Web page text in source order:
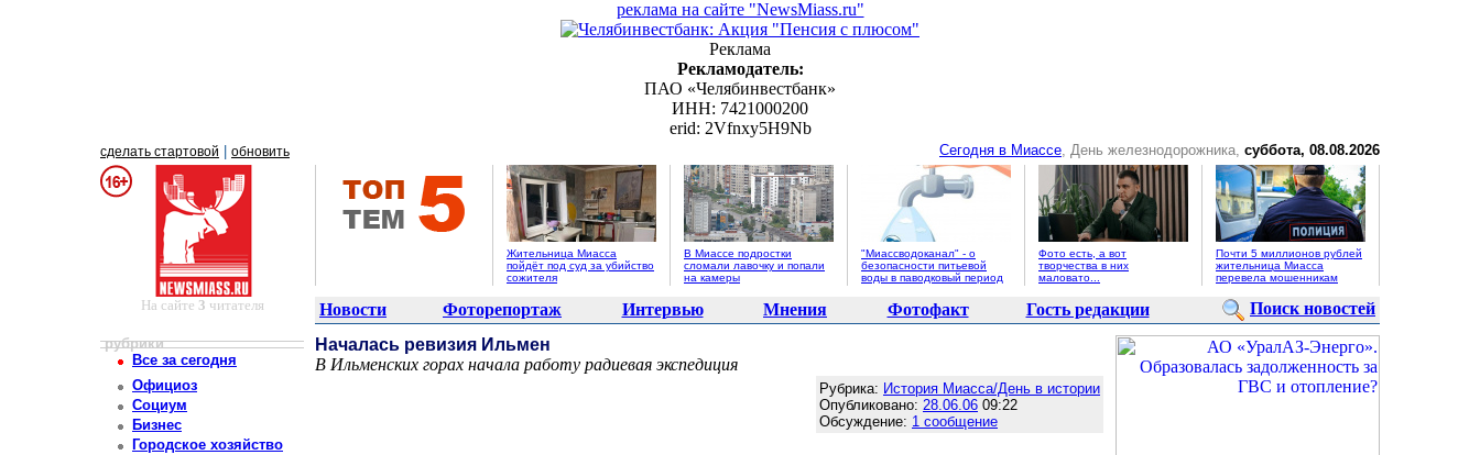
реклама на сайте "NewsMiass.ru"
Реклама
Рекламодатель:
ПАО «Челябинвестбанк»
ИНН: 7421000200
erid: 2Vfnxy5H9Nb
сделать стартовой обновить Сегодня в Миассе, День железнодорожника, суббота, 08.08.2026
Жительница Миасса
пойдёт под суд за убийство
сожителя
В Миассе подростки
сломали лавочку и попали
на камеры
"Миассводоканал" - о
безопасности питьевой
воды в паводковый период
Фото есть, а вот
творчества в них
маловато...
Почти 5 миллионов рублей
жительница Миасса
перевела мошенникам
На сайте 3 читателя Новости Фоторепортаж Интервью Мнения Фотофакт Гость редакции Поиск новостей
рубрики
Все за сегодня
Официоз
Социум
Бизнес
Городское хозяйство
Началась ревизия Ильмен
В Ильменских горах начала работу радиевая экспедиция
Рубрика: История Миасса/День в истории
Опубликовано: 28.06.06 09:22
Обсуждение: 1 сообщение